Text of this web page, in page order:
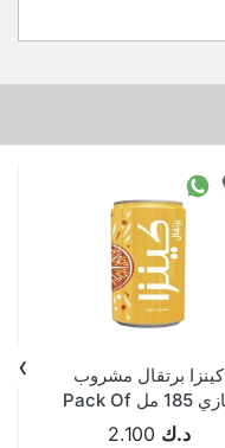
كينزا برتقال مشروب
غازي 185 مل Pack Of
30 د.ك 2.100
›